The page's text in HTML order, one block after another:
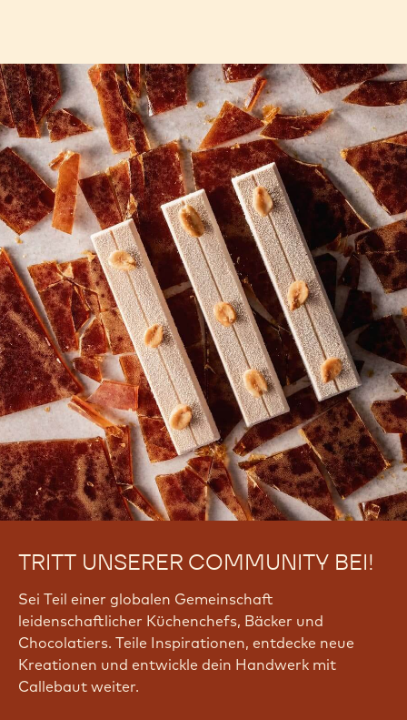
TRITT UNSERER COMMUNITY BEI!
Sei Teil einer globalen Gemeinschaft
leidenschaftlicher Küchenchefs, Bäcker und
Chocolatiers. Teile Inspirationen, entdecke neue
Kreationen und entwickle dein Handwerk mit
Callebaut weiter.